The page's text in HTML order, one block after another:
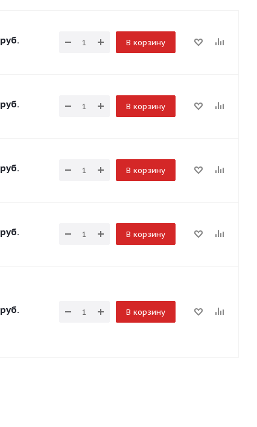
руб. В корзину
руб. В корзину
руб. В корзину
руб. В корзину
руб. В корзину